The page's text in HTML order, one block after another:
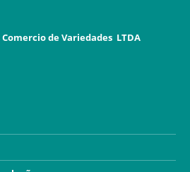
de Variedades LTDA